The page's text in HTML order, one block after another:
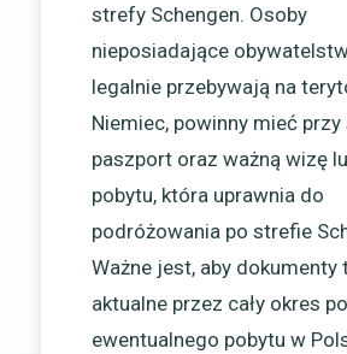
strefy Schengen. Osoby
nieposiadające
legalnie przebywają na
Niemiec, powinny mieć przy
paszport oraz ważną wizę
pobytu, która uprawnia do
podróżowania po strefie
Ważne jest, aby dokumenty
aktualne przez cały okres
ewentualnego pobytu w